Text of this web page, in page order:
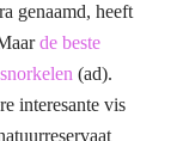
genaamd, heeft
de beste
(ad).
interesante vis